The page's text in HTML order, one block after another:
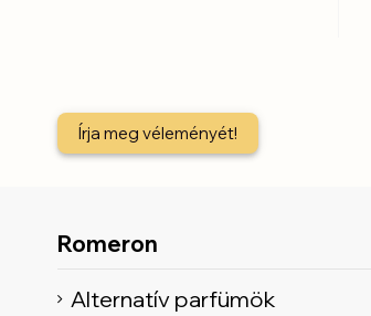
Írja meg véleményét!
Romeron
Alternatív parfümök